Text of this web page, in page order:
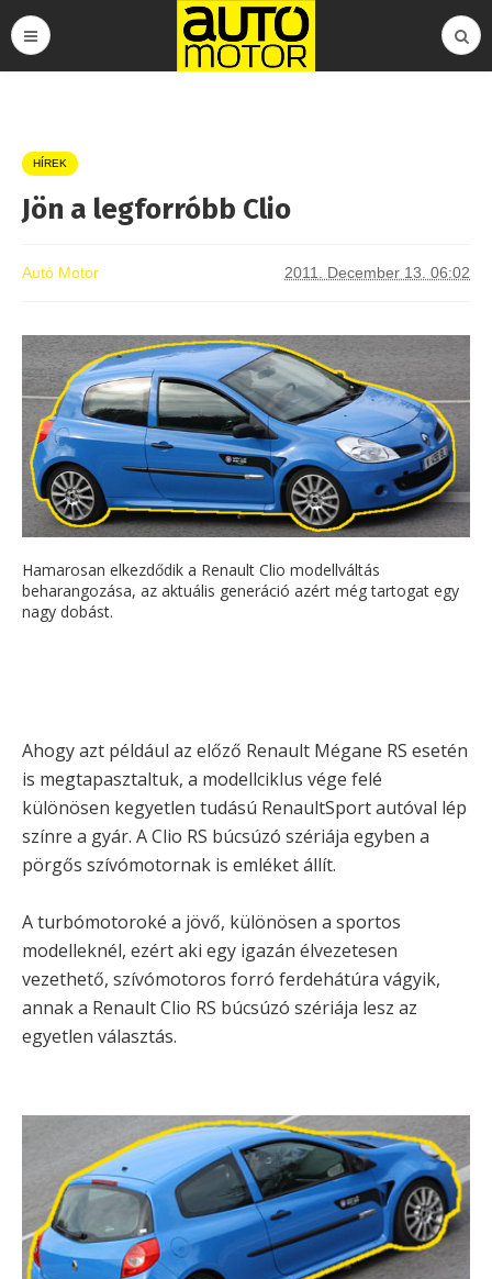
HÍREK
Jön a legforróbb Clio
Autó Motor 2011. December 13. 06:02
Hamarosan elkezdődik a Renault Clio modellváltás
beharangozása, az aktuális generáció azért még tartogat egy
nagy dobást.
Ahogy azt például az előző Renault Mégane RS esetén
is megtapasztaltuk, a modellciklus vége felé
különösen kegyetlen tudású RenaultSport autóval lép
színre a gyár. A Clio RS búcsúzó szériája egyben a
pörgős szívómotornak is emléket állít.
A turbómotoroké a jövő, különösen a sportos
modelleknél, ezért aki egy igazán élvezetesen
vezethető, szívómotoros forró ferdehátúra vágyik,
annak a Renault Clio RS búcsúzó szériája lesz az
egyetlen választás.